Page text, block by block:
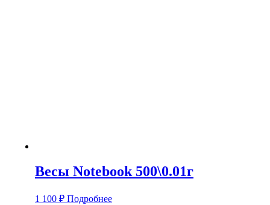
Весы Notebook 500\0.01г
1 100 ₽ Подробнее